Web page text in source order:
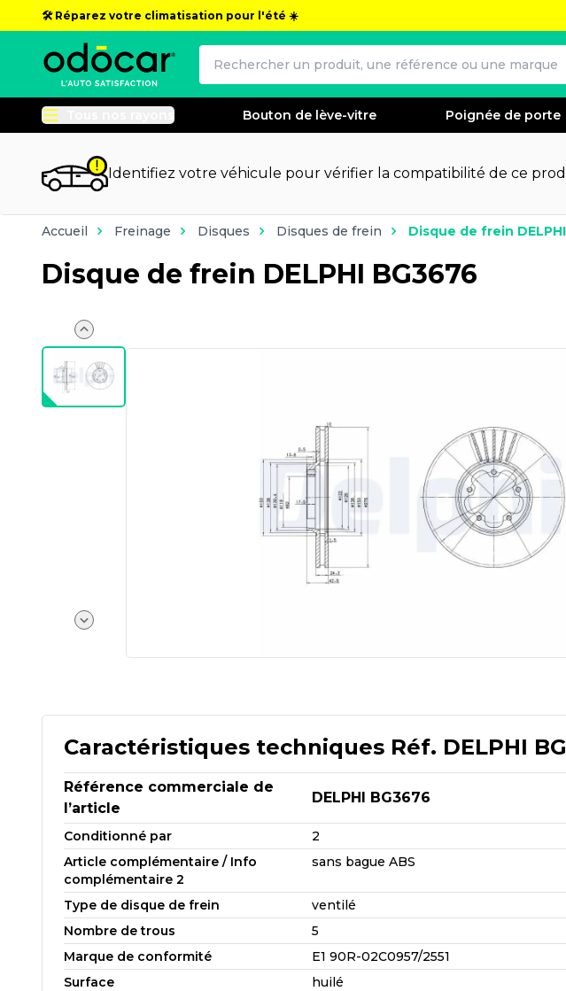
🛠️ Réparez votre climatisation pour l'été ☀️
Tous nos rayons Bouton de lève-vitre Poignée de porte
Identifiez votre véhicule pour vérifier la compatibilité de ce
Accueil Freinage Disques Disques de frein Disque de frein
Disque de frein DELPHI BG3676
Caractéristiques techniques Réf. DELPHI
Référence commerciale de
l’article
DELPHI BG3676
Conditionné par
2
Article complémentaire / Info
complémentaire 2
sans bague ABS
Type de disque de frein
ventilé
Nombre de trous
5
Marque de conformité
E1 90R-02C0957/2551
Surface
huilé